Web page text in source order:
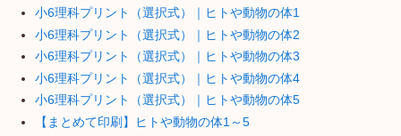
小6理科プリント（選択式）｜ヒトや動物の体1
小6理科プリント（選択式）｜ヒトや動物の体2
小6理科プリント（選択式）｜ヒトや動物の体3
小6理科プリント（選択式）｜ヒトや動物の体4
小6理科プリント（選択式）｜ヒトや動物の体5
【まとめて印刷】ヒトや動物の体1～5